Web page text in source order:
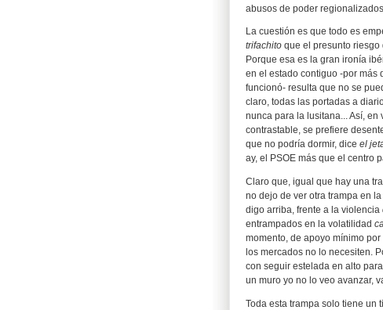
abusos de poder
La cuestión es que todo es
trifachito que el presunto riesgo
Porque esa es la gran ironía
en el estado contiguo -por más
funcionó- resulta que no se
claro, todas las portadas a
nunca para la lusitana... Así,
contrastable, se prefiere
que no podría dormir, dice el
ay, el PSOE más que el centro
Claro que, igual que hay una
no dejo de ver otra trampa en
digo arriba, frente a la violencia
entrampados en la volatilidad
momento, de apoyo mínimo
los mercados no lo necesiten.
con seguir estelada en alto
un muro yo no lo veo avanzar,
Toda esta trampa solo tiene un